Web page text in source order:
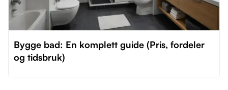
Bygge bad: En komplett guide (Pris, fordeler
og tidsbruk)